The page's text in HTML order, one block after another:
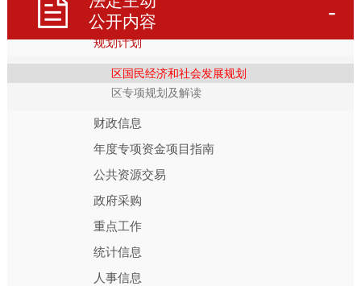
公开内容
会议报告
规划计划
区国民经济和社会发展规划
区专项规划及解读
财政信息
年度专项资金项目指南
公共资源交易
政府采购
重点工作
统计信息
人事信息